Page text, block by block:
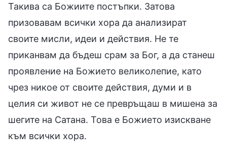
Такива са Божиите постъпки. Затова
призовавам всички хора да анализират
своите мисли, идеи и действия. Не те
приканвам да бъдеш срам за Бог, а да станеш
проявление на Божието великолепие, като
чрез никое от своите действия, думи и в
целия си живот не се превръщаш в мишена за
шегите на Сатана. Това е Божието изискване
към всички хора.